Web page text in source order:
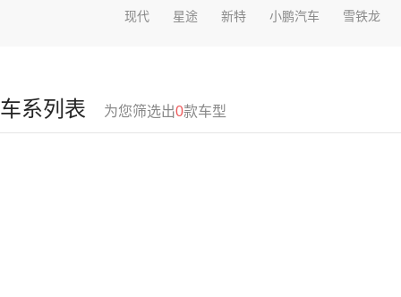
现代 星途 新特 小鹏汽车 雪铁龙
车系列表 为您筛选出0款车型